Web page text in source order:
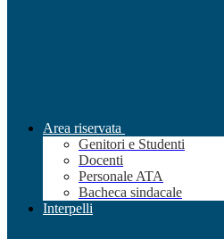
Area riservata
Genitori e Studenti
Docenti
Personale ATA
Bacheca sindacale
Interpelli